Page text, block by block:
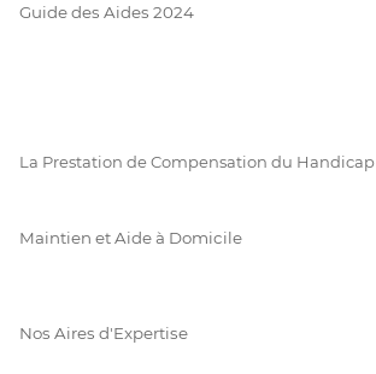
Guide des Aides 2024
La Prestation de Compensation du Handicap
Maintien et Aide à Domicile
Nos Aires d'Expertise